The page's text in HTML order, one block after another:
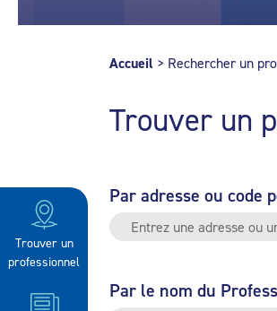
Trouver un
professionnel
Accueil > Rechercher un
Trouver un
Par adresse ou code
Par le nom du